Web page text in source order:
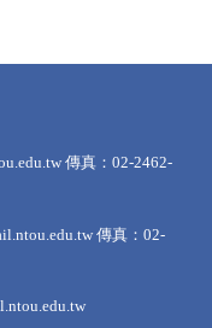
傳真：02-2462-
傳真：02-